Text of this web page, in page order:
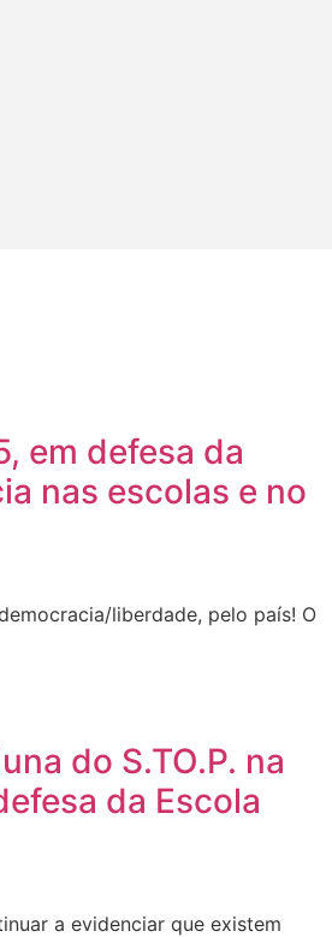
em defesa da
nas escolas e no
liberdade, pelo país! O
do S.TO.P. na
da Escola
a evidenciar que existem